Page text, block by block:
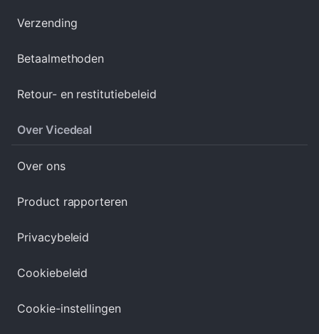
Verzending
Betaalmethoden
Retour- en restitutiebeleid
Over Vicedeal
Over ons
Product rapporteren
Privacybeleid
Cookiebeleid
Cookie-instellingen